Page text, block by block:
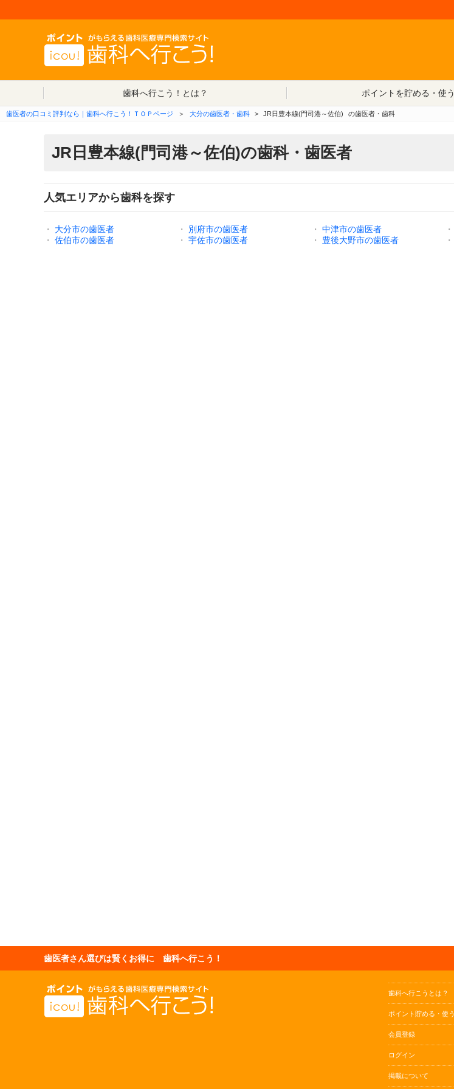
歯科へ行こう！とは？
ポイントを貯める・使う
歯医者の口コミ評判なら｜歯科へ行こう！ＴＯＰページ ＞ 大分の歯医者・歯科 > JR日豊本線(門司港～佐伯) の歯医者・歯科
JR日豊本線(門司港～佐伯)の歯科・歯医者
人気エリアから歯科を探す
・ 大分市の歯医者 ・ 別府市の歯医者 ・ 中津市の歯医者 ・
・
佐伯市の歯医者 ・ 宇佐市の歯医者 ・ 豊後大野市の歯医者 ・
歯医者さん選びは賢くお得に 歯科へ行こう！
歯科へ行こうとは？
ポイント貯める・使う
会員登録
ログイン
掲載について